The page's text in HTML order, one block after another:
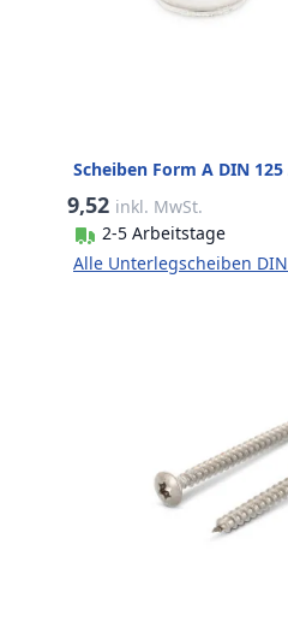
Scheiben Form A DIN
9,52 inkl. MwSt.
2-5 Arbeitstage
Alle Unterlegscheiben